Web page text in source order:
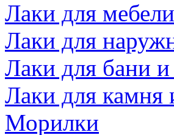
Лаки для
Лаки для
Лаки для бани
Лаки для камня
Морилки